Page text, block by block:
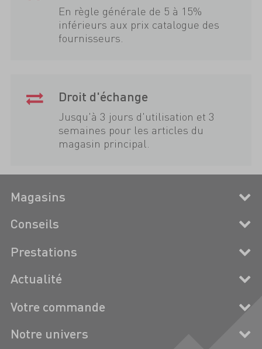
En règle générale de 5 à 15%
inférieurs aux prix catalogue des
fournisseurs.
Droit d'échange
Jusqu'à 3 jours d'utilisation et 3
semaines pour les articles du
magasin principal.
Magasins
Conseils
Prestations
Actualité
Votre commande
Notre univers